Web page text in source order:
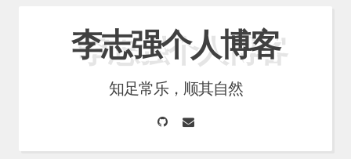
李志强个人博客
知足常乐，顺其自然
GitHubEmail